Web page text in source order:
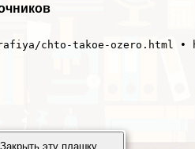
chto-takoe-ozero.html
Закрыть эту плашку